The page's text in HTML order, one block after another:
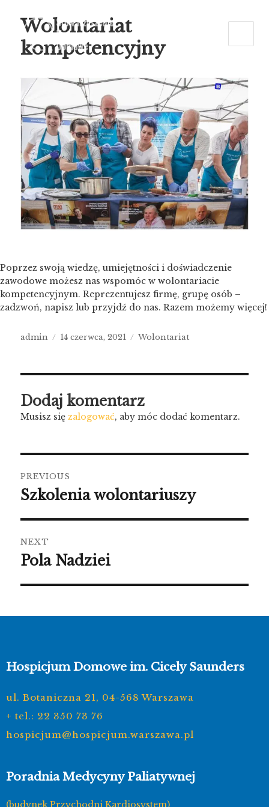
Wolontariat
kompetencyjny
Poprzez swoją wiedzę, umiejętności i doświadczenie
zawodowe możesz nas wspomóc w wolontariacie
kompetencyjnym. Reprezentujesz firmę, grupę osób –
zadzwoń, napisz lub przyjdź do nas. Razem możemy więcej!
Author
admin
Posted
14 czerwca, 2021 Categories
Wolontariat
Dodaj komentarz
Musisz sięzalogować, aby móc dodać komentarz.
wpisu
PREVIOUS
Previous
Szkolenia wolontariuszy
NEXT
Next
Pola Nadziei
Hospicjum Domowe im. Cicely Saunders
ul. Botaniczna 21, 04-568 Warszawa
+ tel.: 22 350 73 76
hospicjum@hospicjum.warszawa.pl
Poradnia Medycyny Paliatywnej
(budynek Przychodni Kardiosystem)